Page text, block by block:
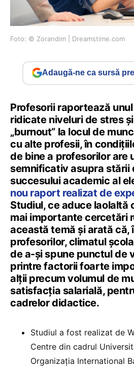
Foto: © Zorandim | Dreamstime.com
Adaugă-ne ca sursă
Profesorii raportează
ridicate niveluri de stres
„burnout” la locul de
cu alte profesii, în
de bine a profesorilor are
semnificativ asupra stării
succesului academic al
nou raport realizat de
Studiul, ce aduce laolaltă
mai importante cercetări
această temă și arată că,
profesorilor, climatul
de a-și spune punctul de
printre factorii foarte
alții precum volumul de
satisfacția salarială,
cadrelor didactice.
Studiul a fost realizat de
Centre din cadrul
Organizația International